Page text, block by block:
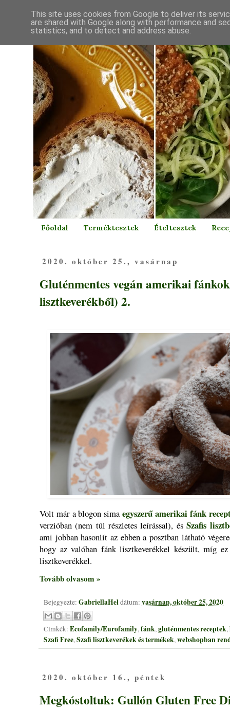
Főoldal Terméktesztek Ételtesztek
2020. október 25., vasárnap
Gluténmentes vegán amerikai
lisztkeverékből) 2.
Volt már a blogon simaegyszerű amerikai fánk
verzióban (nem túl részletes leírással), ésSzafis
ami jobban hasonlít az ebben a posztban látható
hogy az valóban fánk lisztkeverékkel készült, míg
lisztkeverékkel.
Tovább olvasom »
Bejegyezte: GabriellaHeldátum: vasárnap, október 25, 2020
Címkék: Ecofamily/Eurofamily,fánk,gluténmentes receptek,
Szafi Free,Szafi lisztkeverékek és termékek,webshopban
2020. október 16., péntek
Megkóstoltuk: Gullón Gluten Free
This site uses cookies from Google to deliver its
are shared with Google along with performance and
statistics, and to detect and address abuse.